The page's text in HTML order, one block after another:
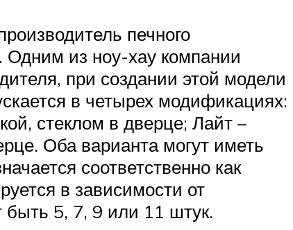
печного
из ноу-хау компании
при создании этой модели
в четырех модификациях:
стеклом в дверце; Лайт –
Оба варианта могут иметь
соответственно как
в зависимости от
быть 5, 7, 9 или 11 штук.